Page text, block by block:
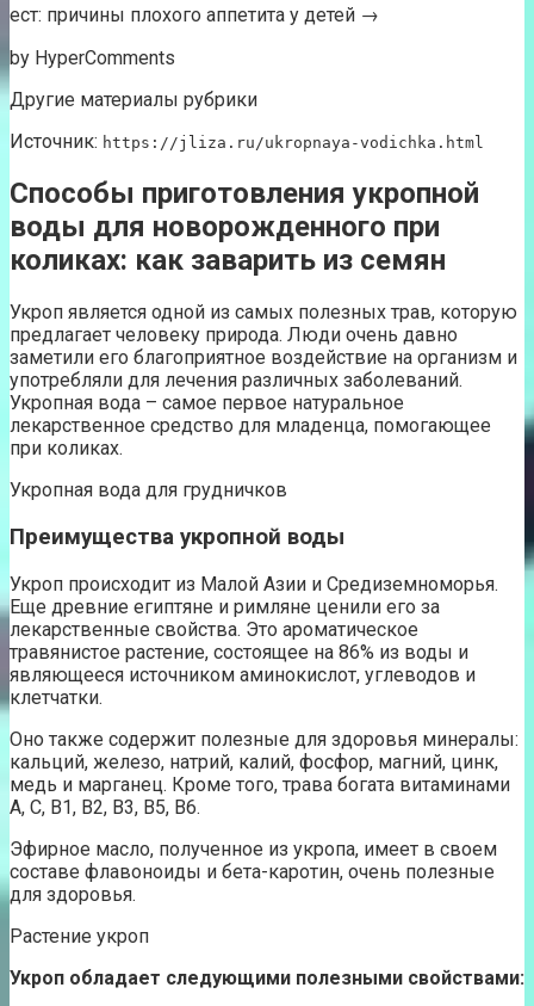
ест: причины плохого аппетита у детей →
by HyperComments
Другие материалы рубрики
Источник: https://jliza.ru/ukropnaya-vodichka.html
Способы приготовления укропной
воды для новорожденного при
коликах: как заварить из семян
Укроп является одной из самых полезных трав, которую
предлагает человеку природа. Люди очень давно
заметили его благоприятное воздействие на организм и
употребляли для лечения различных заболеваний.
Укропная вода – самое первое натуральное
лекарственное средство для младенца, помогающее
при коликах.
Укропная вода для грудничков
Преимущества укропной воды
Укроп происходит из Малой Азии и Средиземноморья.
Еще древние египтяне и римляне ценили его за
лекарственные свойства. Это ароматическое
травянистое растение, состоящее на 86% из воды и
являющееся источником аминокислот, углеводов и
клетчатки.
Оно также содержит полезные для здоровья минералы:
кальций, железо, натрий, калий, фосфор, магний, цинк,
медь и марганец. Кроме того, трава богата витаминами
А, С, В1, В2, В3, В5, В6.
Эфирное масло, полученное из укропа, имеет в своем
составе флавоноиды и бета-каротин, очень полезные
для здоровья.
Растение укроп
Укроп обладает следующими полезными свойствами: